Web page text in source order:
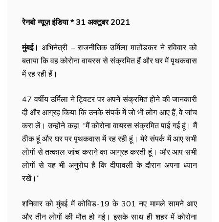
रेनबो न्यूज़ इंडिया * 31 अक्टूबर 2021
मुंबई। अभिनेत्री – राजनीतिक उर्मिला मातोंडकर ने रविवार को
बताया कि वह कोरोना वायरस से संक्रमित हैं और घर में पृथकवास
में रह रही हैं।
47 वर्षीय उर्मिला ने ट्विटर पर अपने संक्रमित होने की जानकारी
दी और आग्रह किया कि उनके संपर्क में जो भी लोग आए हैं, वे जांच
करा लें। उन्होंने कहा, ‘‘मैं कोरोना वायरस संक्रमित पाई गई हूं। मैं
ठीक हूं और घर पर पृथकवास में रह रही हूं। मेरे संपर्क में आए सभी
लोगों से तत्काल जांच कराने का आग्रह करती हूं। और आप सभी
लोगों से यह भी अनुरोध है कि दीपावली के दौरान अपना ध्यान
रखें।’’
शनिवार को मुंबई में कोविड-19 के 301 नए मामले सामने आए
और तीन लोगों की मौत हो गई। इसके साथ ही शहर में कोरोना